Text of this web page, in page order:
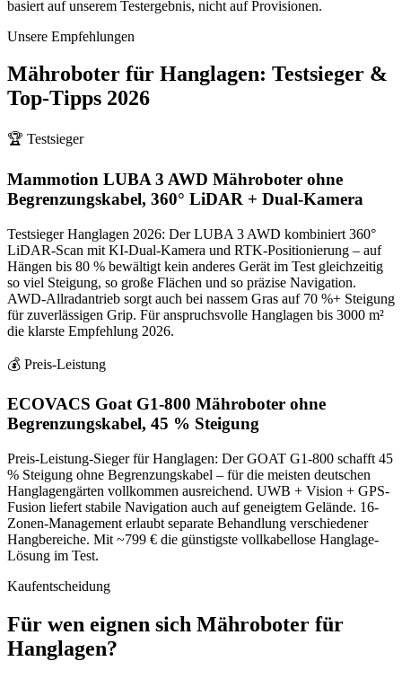
basiert auf unserem Testergebnis, nicht auf Provisionen.
Unsere Empfehlungen
Mähroboter für Hanglagen: Testsieger &
Top-Tipps 2026
🏆 Testsieger
Mammotion LUBA 3 AWD Mähroboter ohne
Begrenzungskabel, 360° LiDAR + Dual-Kamera
Testsieger Hanglagen 2026: Der LUBA 3 AWD kombiniert 360°
LiDAR-Scan mit KI-Dual-Kamera und RTK-Positionierung – auf
Hängen bis 80 % bewältigt kein anderes Gerät im Test gleichzeitig
so viel Steigung, so große Flächen und so präzise Navigation.
AWD-Allradantrieb sorgt auch bei nassem Gras auf 70 %+ Steigung
für zuverlässigen Grip. Für anspruchsvolle Hanglagen bis 3000 m²
die klarste Empfehlung 2026.
💰 Preis-Leistung
ECOVACS Goat G1-800 Mähroboter ohne
Begrenzungskabel, 45 % Steigung
Preis-Leistung-Sieger für Hanglagen: Der GOAT G1-800 schafft 45
% Steigung ohne Begrenzungskabel – für die meisten deutschen
Hanglagengärten vollkommen ausreichend. UWB + Vision + GPS-
Fusion liefert stabile Navigation auch auf geneigtem Gelände. 16-
Zonen-Management erlaubt separate Behandlung verschiedener
Hangbereiche. Mit ~799 € die günstigste vollkabellose Hanglage-
Lösung im Test.
Kaufentscheidung
Für wen eignen sich Mähroboter für
Hanglagen?